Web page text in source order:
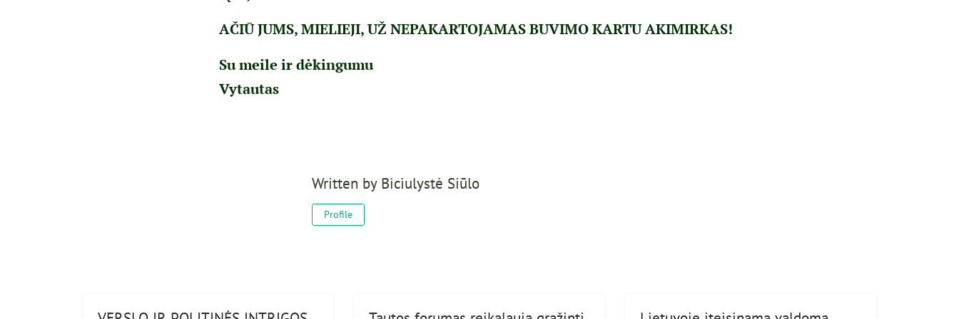
AČIŪ JUMS, MIELIEJI, UŽ NEPAKARTOJAMAS BUVIMO KARTU AKIMIRKAS!
Su meile ir dėkingumu
Vytautas
Written by Biciulystė Siūlo
Profile